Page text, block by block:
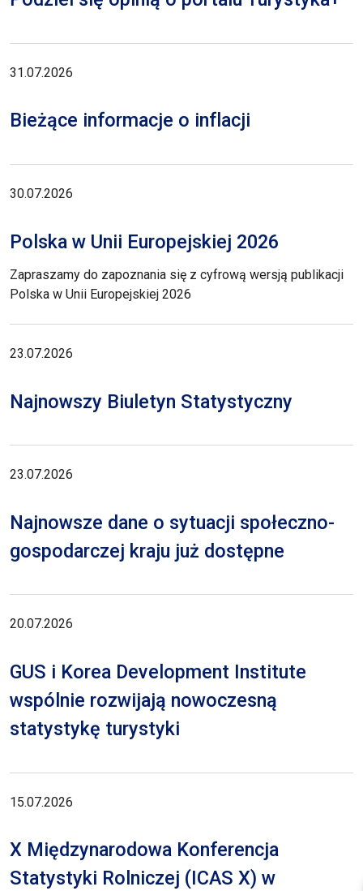
31.07.2026
Bieżące informacje o inflacji
30.07.2026
Polska w Unii Europejskiej 2026
Zapraszamy do zapoznania się z cyfrową wersją publikacji
Polska w Unii Europejskiej 2026
23.07.2026
Najnowszy Biuletyn Statystyczny
23.07.2026
Najnowsze dane o sytuacji społeczno-
gospodarczej kraju już dostępne
20.07.2026
GUS i Korea Development Institute
wspólnie rozwijają nowoczesną
statystykę turystyki
15.07.2026
X Międzynarodowa Konferencja
Statystyki Rolniczej (ICAS X) w